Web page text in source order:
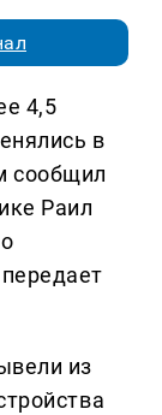
4,5
в
сообщил
Раил
из